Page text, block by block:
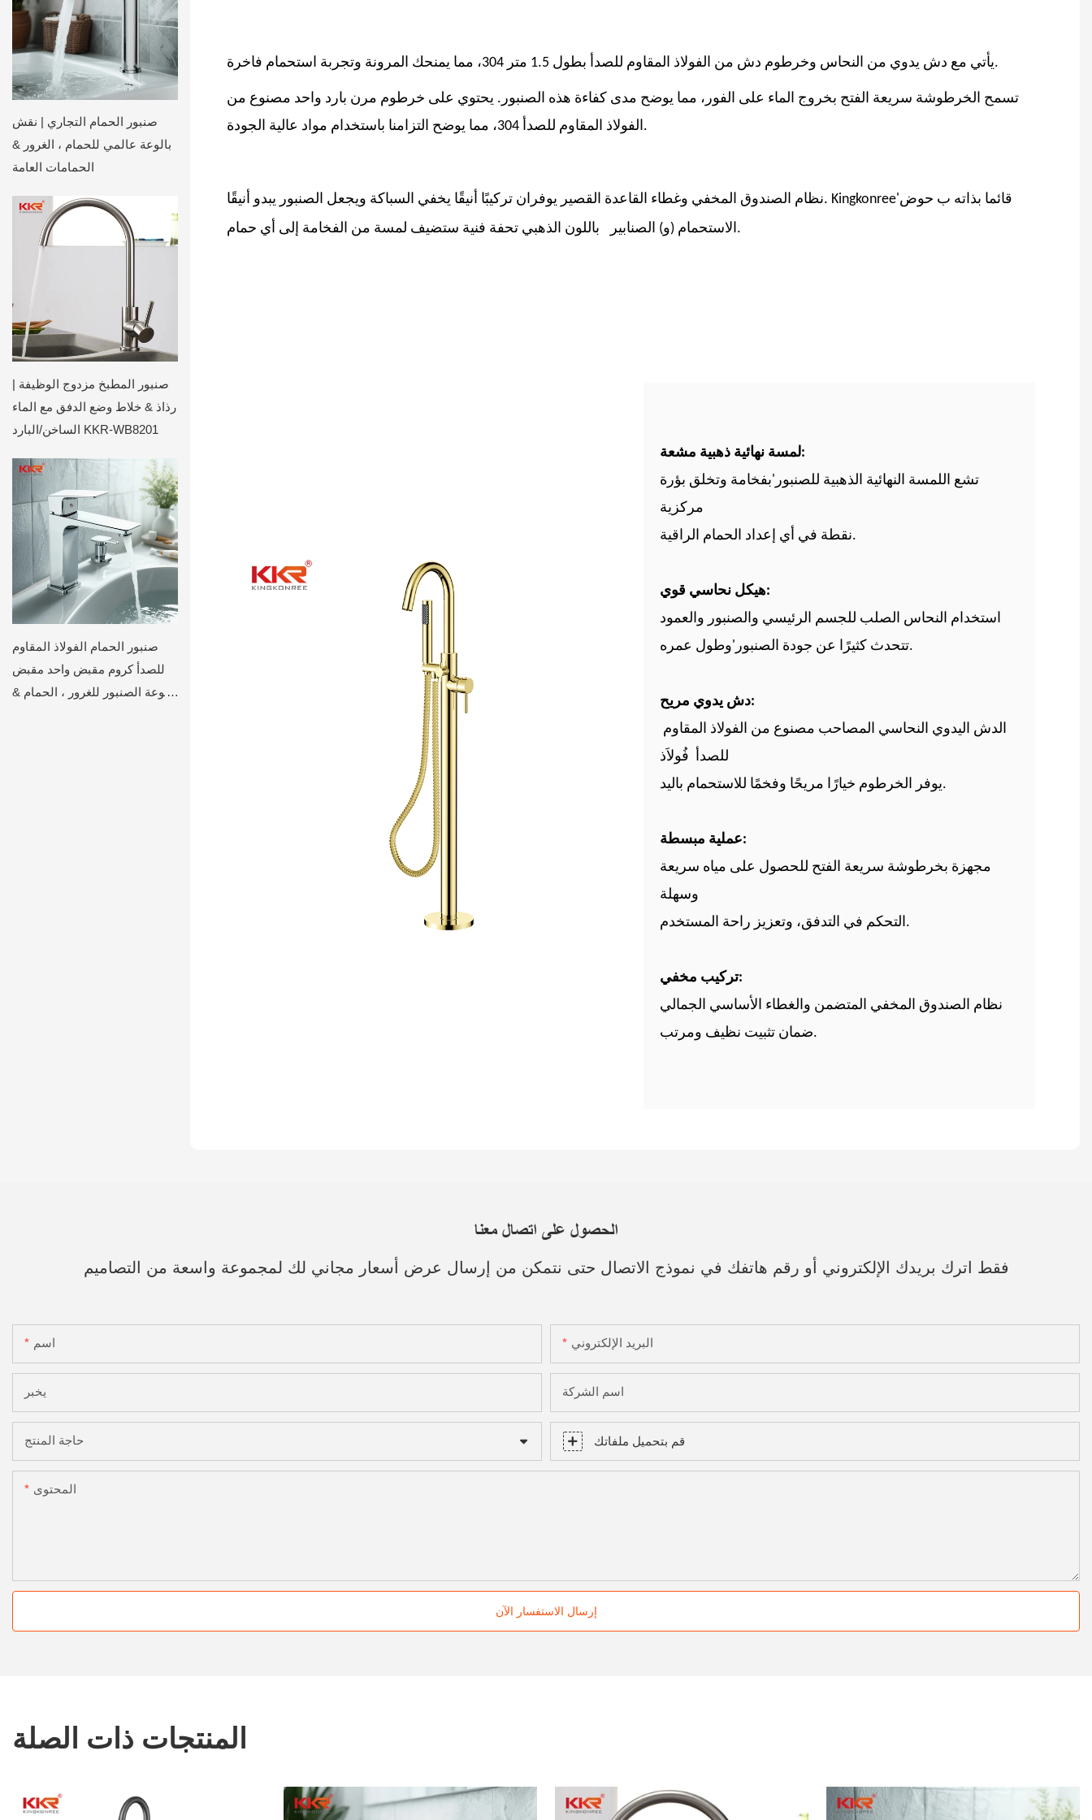
صنبور الحمام التجاري | نقش
بالوعة عالمي للحمام ، الغرور &
الحمامات العامة
صنبور المطبخ مزدوج الوظيفة |
رذاذ & خلاط وضع الدفق مع الماء
الساخن/البارد KKR-WB8201
صنبور الحمام الفولاذ المقاوم
للصدأ كروم مقبض واحد مقبض
بالوعة الصنبور للغرور ، الحمام &
يأتي مع دش يدوي من النحاس وخرطوم دش من الفولاذ المقاوم للصدأ بطول 1.5 متر 304، مما يمنحك المرونة وتجربة استحمام فاخرة.
تسمح الخرطوشة سريعة الفتح بخروج الماء على الفور، مما يوضح مدى كفاءة هذه الصنبور. يحتوي على خرطوم مرن بارد واحد مصنوع من
الفولاذ المقاوم للصدأ 304، مما يوضح التزامنا باستخدام مواد عالية الجودة.
نظام الصندوق المخفي وغطاء القاعدة القصير يوفران تركيبًا أنيقًا يخفي السباكة ويجعل الصنبور يبدو أنيقًا. Kingkonree'قائما بذاته ب حوض
الاستحمام (و) الصنابير باللون الذهبي تحفة فنية ستضيف لمسة من الفخامة إلى أي حمام.
لمسة نهائية ذهبية مشعة:
تشع اللمسة النهائية الذهبية للصنبور'بفخامة وتخلق بؤرة
نقطة في أي إعداد الحمام الراقية.
هيكل نحاسي قوي:
تتحدث كثيرًا عن جودة الصنبور'وطول عمره.
دش يدوي مريح:
للصدأ
يوفر الخرطوم خيارًا مريحًا وفخمًا للاستحمام باليد.
عملية مبسطة:
مجهزة بخرطوشة سريعة الفتح للحصول على مياه سريعة
التحكم في التدفق، وتعزيز راحة المستخدم.
تركيب مخفي:
ضمان تثبيت نظيف ومرتب.
الحصول على اتصال معنا
فقط اترك بريدك الإلكتروني أو رقم هاتفك في نموذج الاتصال حتى نتمكن من إرسال عرض أسعار مجاني لك لمجموعة واسعة من التصاميم
اسم البريد الإلكتروني
يخبر اسم الشركة
حاجة المنتج قم بتحميل ملفاتك
المحتوى
إرسال الاستفسار الآن
المنتجات ذات الصلة